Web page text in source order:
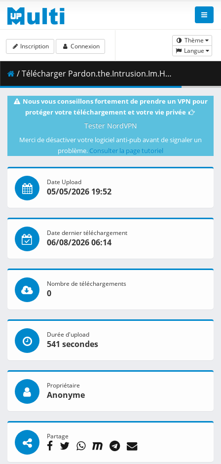
Thème
Langue
Inscription Connexion
/ Télécharger Pardon.the.Intrusion.Im.Home.S01E05.This.is.a.work.of.fiction.okay.1080p.CR.WEB-DL.AAC2.0.H.264-VARYG.mkv.001 ( 448.02 MB )
Nous vous conseillons fortement de prendre un VPN pour
protéger votre téléchargement et votre vie privée
Tester NordVPN
Merci de désactiver votre logiciel anti-pub avant de signaler un
problème. Consulter la page tutoriel
Date Upload
05/05/2026 19:52
Date dernier téléchargement
06/08/2026 06:14
Nombre de téléchargements
0
Durée d'upload
541 secondes
Propriétaire
Anonyme
Partage